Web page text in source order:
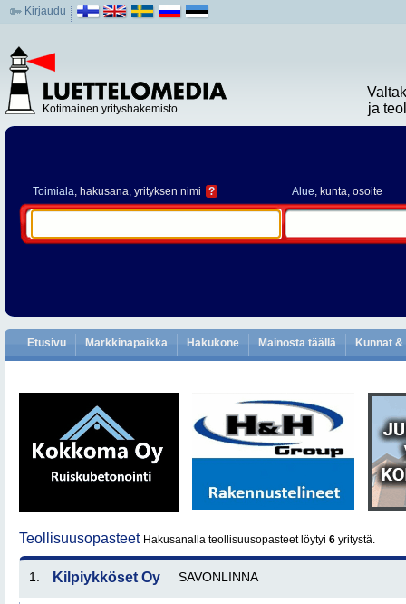
Kirjaudu
Kotimainen yrityshakemisto
ja
Toimiala, hakusana, yrityksen nimi ? Alue, kunta, osoite
Etusivu Markkinapaikka Hakukone Mainosta täällä Kunnat
Teollisuusopasteet Hakusanalla teollisuusopasteet löytyi 6 yritystä.
1. Kilpiykköset Oy SAVONLINNA